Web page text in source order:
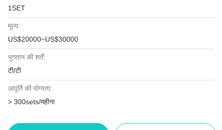
1SET
मूल्य:
US$20000~US$30000
भुगतान की शर्तें:
टी/टी
आपूर्ति की योग्यता:
> 300sets/महीना